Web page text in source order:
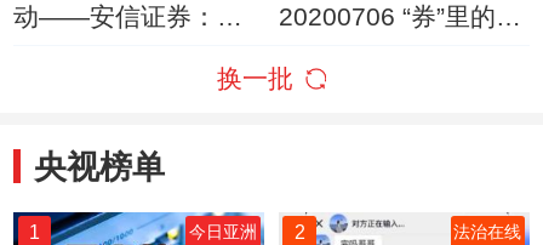
动——安信证券：三
20200706 “券”里的民
换一批
央视榜单
1 今日亚洲 2 法治在线